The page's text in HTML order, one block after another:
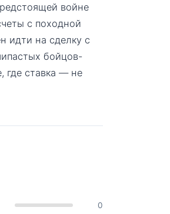
войне
с походной
идти на сделку с
бойцов-
где ставка — не
0